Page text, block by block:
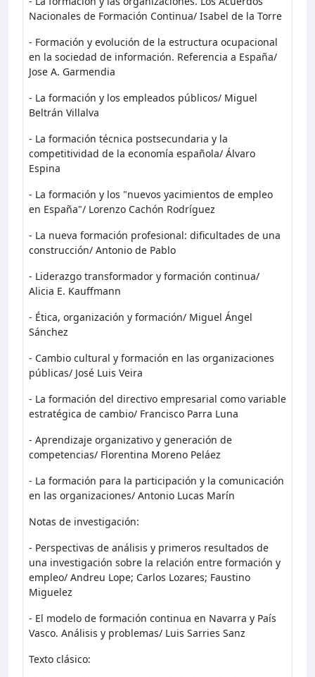
Nacionales de Formación Continua/ Isabel de la Torre
- Formación y evolución de la estructura ocupacional
en la sociedad de información. Referencia a España/
Jose A. Garmendia
- La formación y los empleados públicos/ Miguel
Beltrán Villalva
- La formación técnica postsecundaria y la
competitividad de la economía española/ Álvaro
Espina
- La formación y los "nuevos yacimientos de empleo
en España"/ Lorenzo Cachón Rodríguez
- La nueva formación profesional: dificultades de una
construcción/ Antonio de Pablo
- Liderazgo transformador y formación continua/
Alicia E. Kauffmann
- Ética, organización y formación/ Miguel Ángel
Sánchez
- Cambio cultural y formación en las organizaciones
públicas/ José Luis Veira
- La formación del directivo empresarial como variable
estratégica de cambio/ Francisco Parra Luna
- Aprendizaje organizativo y generación de
competencias/ Florentina Moreno Peláez
- La formación para la participación y la comunicación
en las organizaciones/ Antonio Lucas Marín
Notas de investigación:
- Perspectivas de análisis y primeros resultados de
una investigación sobre la relación entre formación y
empleo/ Andreu Lope; Carlos Lozares; Faustino
Miguelez
- El modelo de formación continua en Navarra y País
Vasco. Análisis y problemas/ Luis Sarries Sanz
Texto clásico: